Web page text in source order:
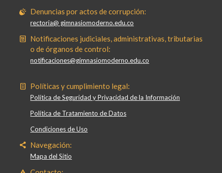
Denuncias por actos de corrupción:
rectoria@ gimnasiomoderno.edu.co
Notificaciones judiciales, administrativas, tributarias
o de órganos de control:
notificaciones@gimnasiomoderno.edu.co
Políticas y cumplimiento legal:
Política de Seguridad y Privacidad de la Información
Política de Tratamiento de Datos
Condiciones de Uso
Navegación:
Mapa del Sitio